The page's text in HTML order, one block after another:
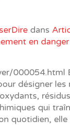
dans
en danger
000054.html
désigner les
qui
quotidien, elle